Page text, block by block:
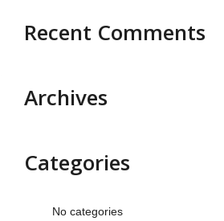
Recent Comments
Archives
Categories
No categories